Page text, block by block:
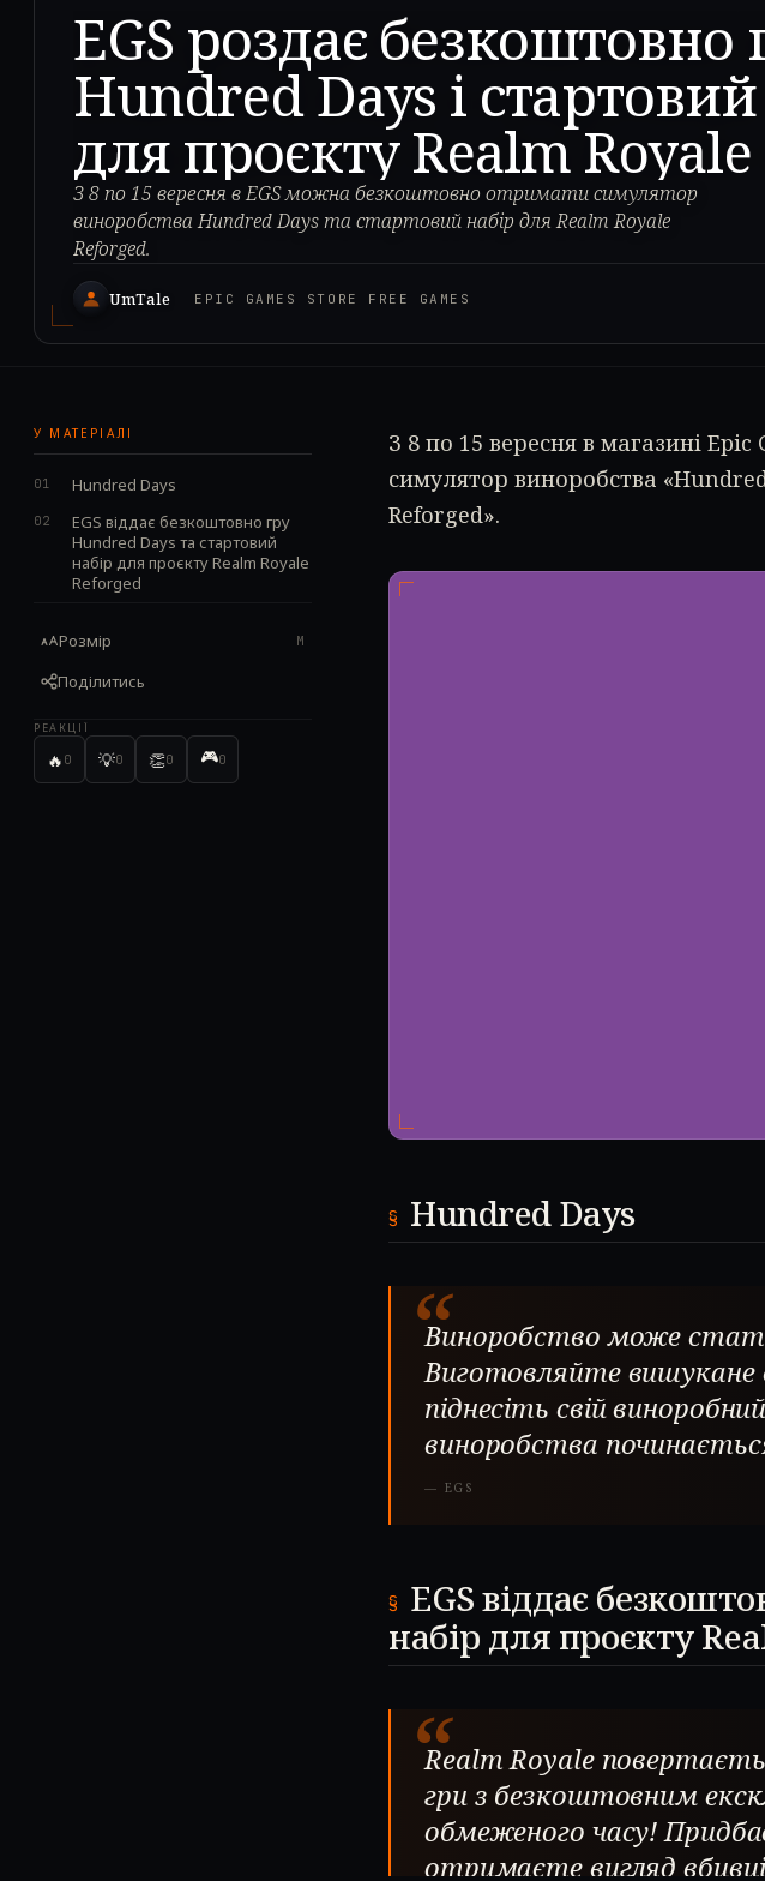
EGS роздає безкоштовно
Hundred Days і
для проєкту Realm
З 8 по 15 вересня в EGS можна безкоштовно отримати симулятор
виноробства Hundred Days та стартовий набір для Realm Royale
Reforged.
UmTale EPIC GAMES STORE FREE GAMES
У МАТЕРІАЛІ
Hundred Days
EGS віддає безкоштовно гру
Hundred Days та стартовий
набір для проєкту Realm Royale
Reforged
Розмір M
Поділитись
РЕАКЦІЇ
🔥 0 💡0 👏0 🎮0
З 8 по 15 вересня в магазині
симулятор виноробства
Reforged».
Hundred Days
“
Виноробство може
Виготовляйте вишукане
піднесіть свій
виноробства
— EGS
EGS віддає
набір для проєкту
“
Realm Royale
гри з безкоштовним
обмеженого часу!
отримаєте вигляд